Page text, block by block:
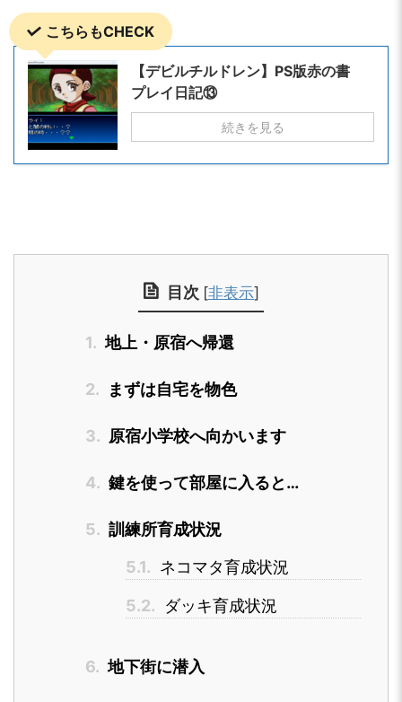
こちらもCHECK
【デビルチルドレン】PS版赤の書
プレイ日記⑬
続きを見る
目次 [非表示]
1. 地上・原宿へ帰還
2. まずは自宅を物色
3. 原宿小学校へ向かいます
4. 鍵を使って部屋に入ると…
5. 訓練所育成状況
5.1. ネコマタ育成状況
5.2. ダッキ育成状況
6. 地下街に潜入